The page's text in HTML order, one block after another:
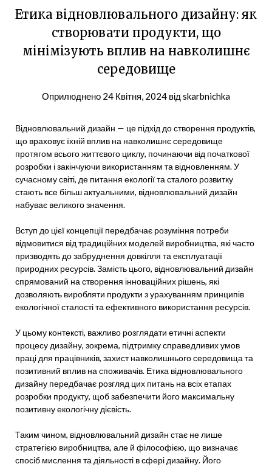
Етика відновлювального дизайну: як
створювати продукти, що
мінімізують вплив на навколишнє
середовище
Оприлюднено 24 Квітня, 2024 від skarbnichka
Відновлювальний дизайн — це підхід до створення продуктів,
що враховує їхній вплив на навколишнє середовище
протягом всього життєвого циклу, починаючи від початкової
розробки і закінчуючи використанням та відновленням. У
сучасному світі, де питання екології та сталого розвитку
стають все більш актуальними, відновлювальний дизайн
набуває великого значення.
Вступ до цієї концепції передбачає розуміння потреби
відмовитися від традиційних моделей виробництва, які часто
призводять до забруднення довкілля та експлуатації
природних ресурсів. Замість цього, відновлювальний дизайн
спрямований на створення інноваційних рішень, які
дозволяють виробляти продукти з урахуванням принципів
екологічної сталості та ефективного використання ресурсів.
У цьому контексті, важливо розглядати етичні аспекти
процесу дизайну, зокрема, підтримку справедливих умов
праці для працівників, захист навколишнього середовища та
позитивний вплив на споживачів. Етика відновлювального
дизайну передбачає розгляд цих питань на всіх етапах
розробки продукту, щоб забезпечити його максимальну
позитивну екологічну дієвість.
Таким чином, відновлювальний дизайн стає не лише
стратегією виробництва, але й філософією, що визначає
спосіб мислення та діяльності в сфері дизайну. Його